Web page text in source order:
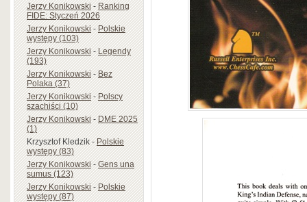
Jerzy Konikowski-Ranking
FIDE: Styczeń 2026
Jerzy Konikowski-Polskie
występy (103)
Jerzy Konikowski-Legendy
(193)
Jerzy Konikowski-Bez
Polaka (37)
Jerzy Konikowski-Polscy
szachiści (10)
Jerzy Konikowski-DME 2025
(1)
Krzysztof Kledzik-Polskie
występy (83)
Jerzy Konikowski-Gens una
sumus (123)
Jerzy Konikowski-Polskie
występy (87)